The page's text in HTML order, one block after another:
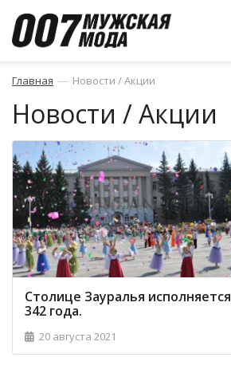
Главная — Новости / Акции
Новости / Акции
Столице Зауралья исполняется
342 года.
20 августа 2021